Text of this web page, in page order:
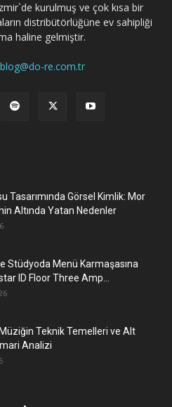
kurulmuş ve çok kısa bir
distribütörlüğüne ev sahipliği
haline gelmiştir.
blog@do-re.com.tr
Tasarımında Görsel Kimlik: Mor
Altında Yatan Nedenler
Stüdyoda Menü Karmaşasına
ID Floor Three Amp...
Teknik Temelleri ve Alt
Analizi